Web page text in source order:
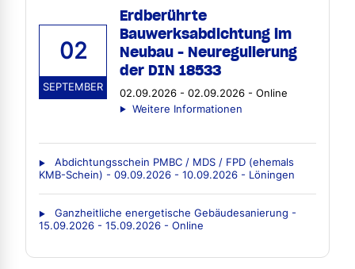
02
SEPTEMBER
Erdberührte
Bauwerksabdichtung im
Neubau - Neuregulierung
der DIN 18533
02.09.2026 - 02.09.2026 - Online
Weitere Informationen
Abdichtungsschein PMBC / MDS / FPD (ehemals
KMB-Schein) - 09.09.2026 - 10.09.2026 - Löningen
Ganzheitliche energetische Gebäudesanierung -
15.09.2026 - 15.09.2026 - Online